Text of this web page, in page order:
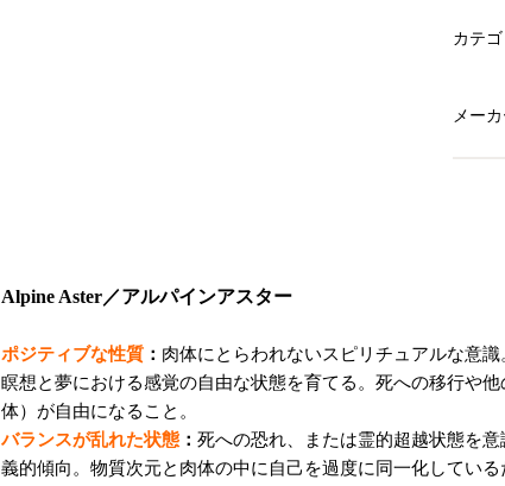
カテ
メー
Alpine Aster／アルパインアスター
ポジティブな性質： 肉体にとらわれないスピリチュアルな意
瞑想と夢における感覚の自由な状態を育てる。死への移行や
体）が自由になること。
バランスが乱れた状態： 死への恐れ、または霊的超越状態を
義的傾向。物質次元と肉体の中に自己を過度に同一化してい